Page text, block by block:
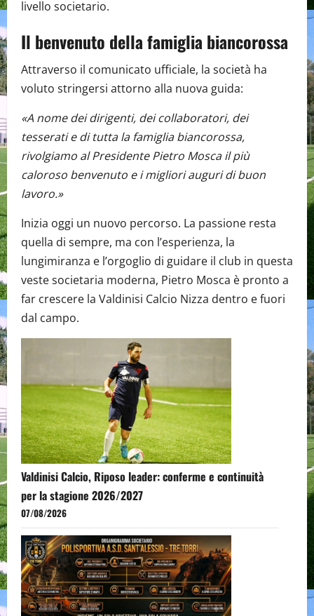
livello societario.
Il benvenuto della famiglia biancorossa
Attraverso il comunicato ufficiale, la società ha
voluto stringersi attorno alla nuova guida:
«A nome dei dirigenti, dei collaboratori, dei
tesserati e di tutta la famiglia biancorossa,
rivolgiamo al Presidente Pietro Mosca il più
caloroso benvenuto e i migliori auguri di buon
lavoro.»
Inizia oggi un nuovo percorso. La passione resta
quella di sempre, ma con l’esperienza, la
lungimiranza e l’orgoglio di guidare il club in questa
veste societaria moderna, Pietro Mosca è pronto a
far crescere la Valdinisi Calcio Nizza dentro e fuori
dal campo.
Valdinisi Calcio, Riposo leader: conferme e continuità
per la stagione 2026/2027
07/08/2026